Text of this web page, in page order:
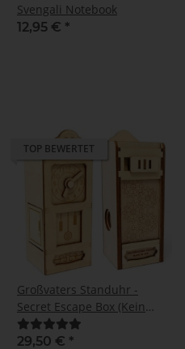
Svengali Notebook
12,95 € *
TOP BEWERTET
Großvaters Standuhr -
Secret Escape Box (Kein
Zaubertrick)
29,50 € *